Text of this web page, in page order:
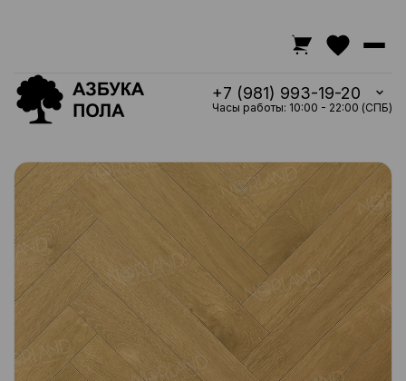
+7 (981) 993-19-20
Часы работы: 10:00 - 22:00 (СПБ)